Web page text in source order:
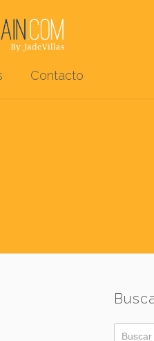
Contacto